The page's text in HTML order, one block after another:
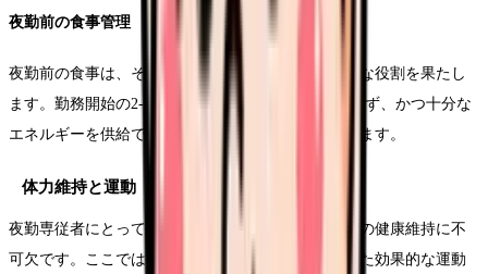
夜勤前の食事管理
夜勤前の食事は、その後12時間の勤務を支える重要な役割を果たし
ます。勤務開始の2-3時間前に、消化に負担がかからず、かつ十分な
エネルギーを供給できる食事を摂ることが推奨されます。
体力維持と運動
夜勤専従者にとって、適切な運動習慣の確立は心身の健康維持に不
可欠です。ここでは、夜勤のスケジュールに合わせた効果的な運動